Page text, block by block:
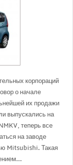
корпораций
о начале
их продажи
выпускались на
теперь все
на заводе
Mitsubishi. Такая